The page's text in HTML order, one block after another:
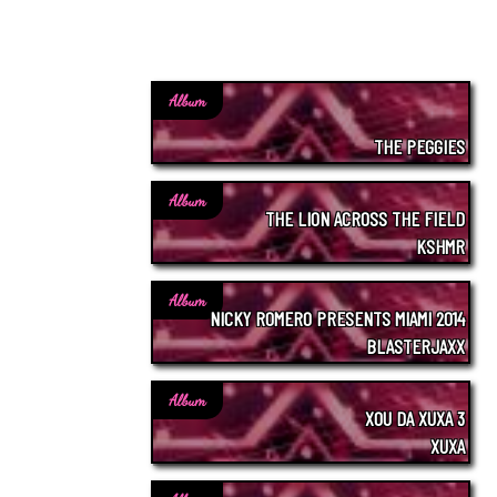
Album
THE PEGGIES
Album
THE LION ACROSS THE FIELD
KSHMR
Album
NICKY ROMERO PRESENTS MIAMI 2014
BLASTERJAXX
Album
XOU DA XUXA 3
XUXA